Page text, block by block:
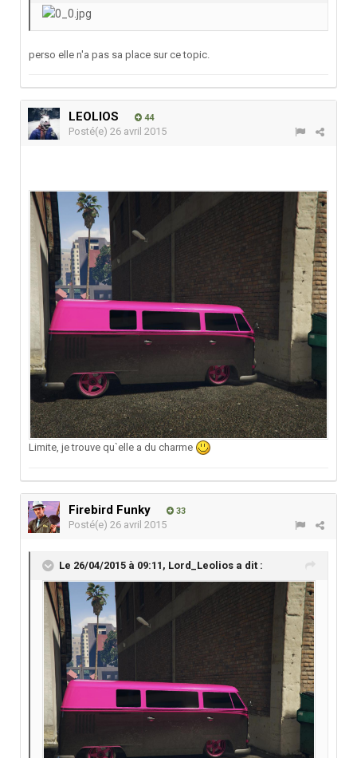
perso elle n'a pas sa place sur ce topic.
LEOLIOS 44
Posté(e) 26 avril 2015
Limite, je trouve qu`elle a du charme
Firebird Funky 33
Posté(e) 26 avril 2015
Le 26/04/2015 à 09:11, Lord_Leolios a dit :